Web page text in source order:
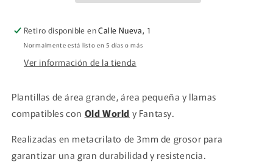
Retiro disponible enCalle Nueva, 1
Normalmente está listo en 5 días o más
Ver información de la tienda
Plantillas de área grande, área pequeña y llamas
compatibles con Old World y Fantasy.
Realizadas en metacrilato de 3mm de grosor para
garantizar una gran durabilidad y resistencia.